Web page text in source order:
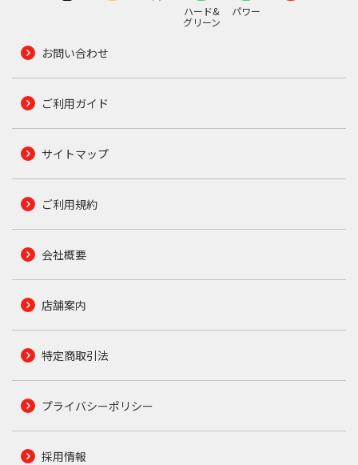
ハード&
グリーン
パワー
お問い合わせ
ご利用ガイド
サイトマップ
ご利用規約
会社概要
店舗案内
特定商取引法
プライバシーポリシー
採用情報